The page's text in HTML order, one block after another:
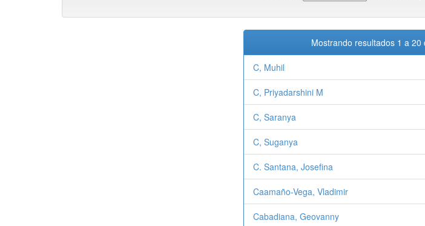
Mostrando resultados 1 a 20
C, Muhil
C, Priyadarshini M
C, Saranya
C, Suganya
C. Santana, Josefina
Caamaño-Vega, Vladimir
Cabadiana, Geovanny